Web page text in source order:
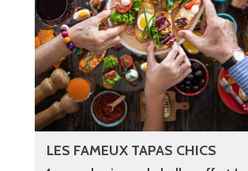
LES FAMEUX TAPAS CHICS